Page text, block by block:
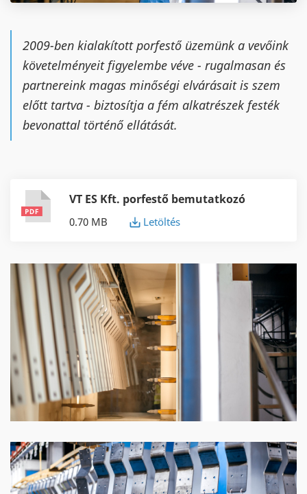
2009-ben kialakított porfestő üzemünk a vevőink
követelményeit figyelembe véve - rugalmasan és
partnereink magas minőségi elvárásait is szem
előtt tartva - biztosítja a fém alkatrészek festék
bevonattal történő ellátását.
VT ES Kft. porfestő bemutatkozó
0.70 MB Letöltés